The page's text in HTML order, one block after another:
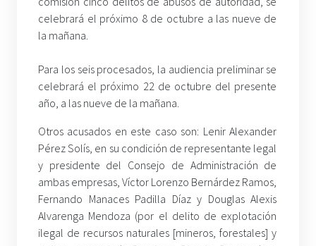
celebrará el próximo 8 de octubre a las nueve de
la mañana.
Para los seis procesados, la audiencia preliminar se
celebrará el próximo 22 de octubre del presente
año, a las nueve de la mañana.
Otros acusados en este caso son: Lenir Alexander
Pérez Solís, en su condición de representante legal
y presidente del Consejo de Administración de
ambas empresas, Víctor Lorenzo Bernárdez Ramos,
Fernando Manaces Padilla Díaz y Douglas Alexis
Alvarenga Mendoza (por el delito de explotación
ilegal de recursos naturales [mineros, forestales] y